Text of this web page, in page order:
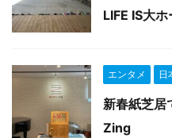
LIFE IS大
エンタメ 日
新春紙芝居
Zing